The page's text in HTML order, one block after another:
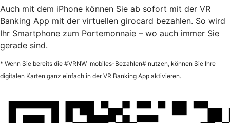
Auch mit dem iPhone können Sie ab sofort mit der VR
Banking App mit der virtuellen girocard bezahlen. So wird
Ihr Smartphone zum Portemonnaie – wo auch immer Sie
gerade sind.
* Wenn Sie bereits die #VRNW_mobiles-Bezahlen# nutzen, können Sie Ihre
digitalen Karten ganz einfach in der VR Banking App aktivieren.